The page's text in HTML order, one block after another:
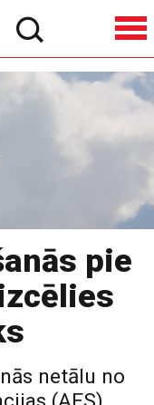
pie
netālu no